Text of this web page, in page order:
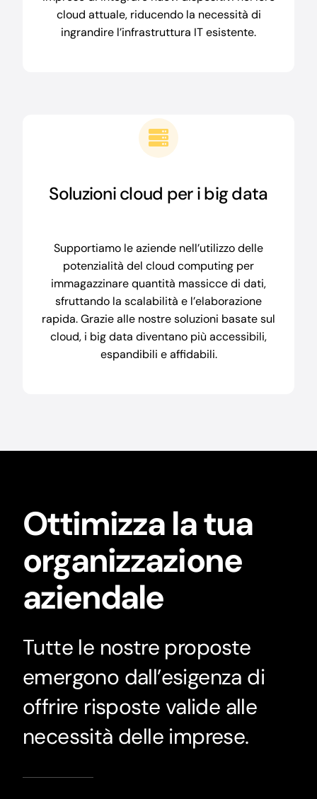
cloud attuale, riducendo la necessità di
ingrandire l’infrastruttura IT esistente.
Soluzioni cloud per i big data
Supportiamo le aziende nell’utilizzo delle
potenzialità del cloud computing per
immagazzinare quantità massicce di dati,
sfruttando la scalabilità e l’elaborazione
rapida. Grazie alle nostre soluzioni basate sul
cloud, i big data diventano più accessibili,
espandibili e affidabili.
Ottimizza la tua
organizzazione
aziendale
Tutte le nostre proposte
emergono dall’esigenza di
offrire risposte valide alle
necessità delle imprese.